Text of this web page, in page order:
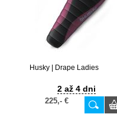
Husky | Drape Ladies
2 až 4 dni
225,- €